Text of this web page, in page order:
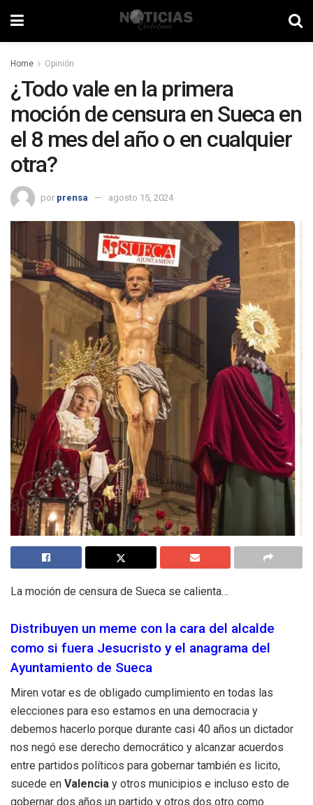
Home Opinión
¿Todo vale en la primera
moción de censura en Sueca en
el 8 mes del año o en cualquier
otra?
por prensa agosto 15, 2024
La moción de censura de Sueca se calienta…
Distribuyen un meme con la cara del alcalde
como si fuera Jesucristo y el anagrama del
Ayuntamiento de Sueca
Miren votar es de obligado cumplimiento en todas las
elecciones para eso estamos en una democracia y
debemos hacerlo porque durante casi 40 años un dictador
nos negó ese derecho democrático y alcanzar acuerdos
entre partidos políticos para gobernar también es licito,
sucede en Valencia y otros municipios e incluso esto de
gobernar dos años un partido y otros dos otro como